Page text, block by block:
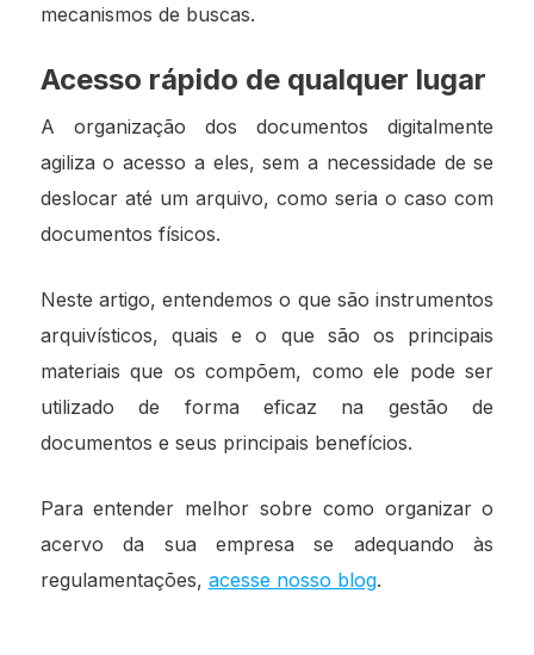
mecanismos de buscas.
Acesso rápido de qualquer lugar
A organização dos documentos digitalmente
agiliza o acesso a eles, sem a necessidade de se
deslocar até um arquivo, como seria o caso com
documentos físicos.
Neste artigo, entendemos o que são instrumentos
arquivísticos, quais e o que são os principais
materiais que os compõem, como ele pode ser
utilizado de forma eficaz na gestão de
documentos e seus principais benefícios.
Para entender melhor sobre como organizar o
acervo da sua empresa se adequando às
regulamentações, acesse nosso blog.